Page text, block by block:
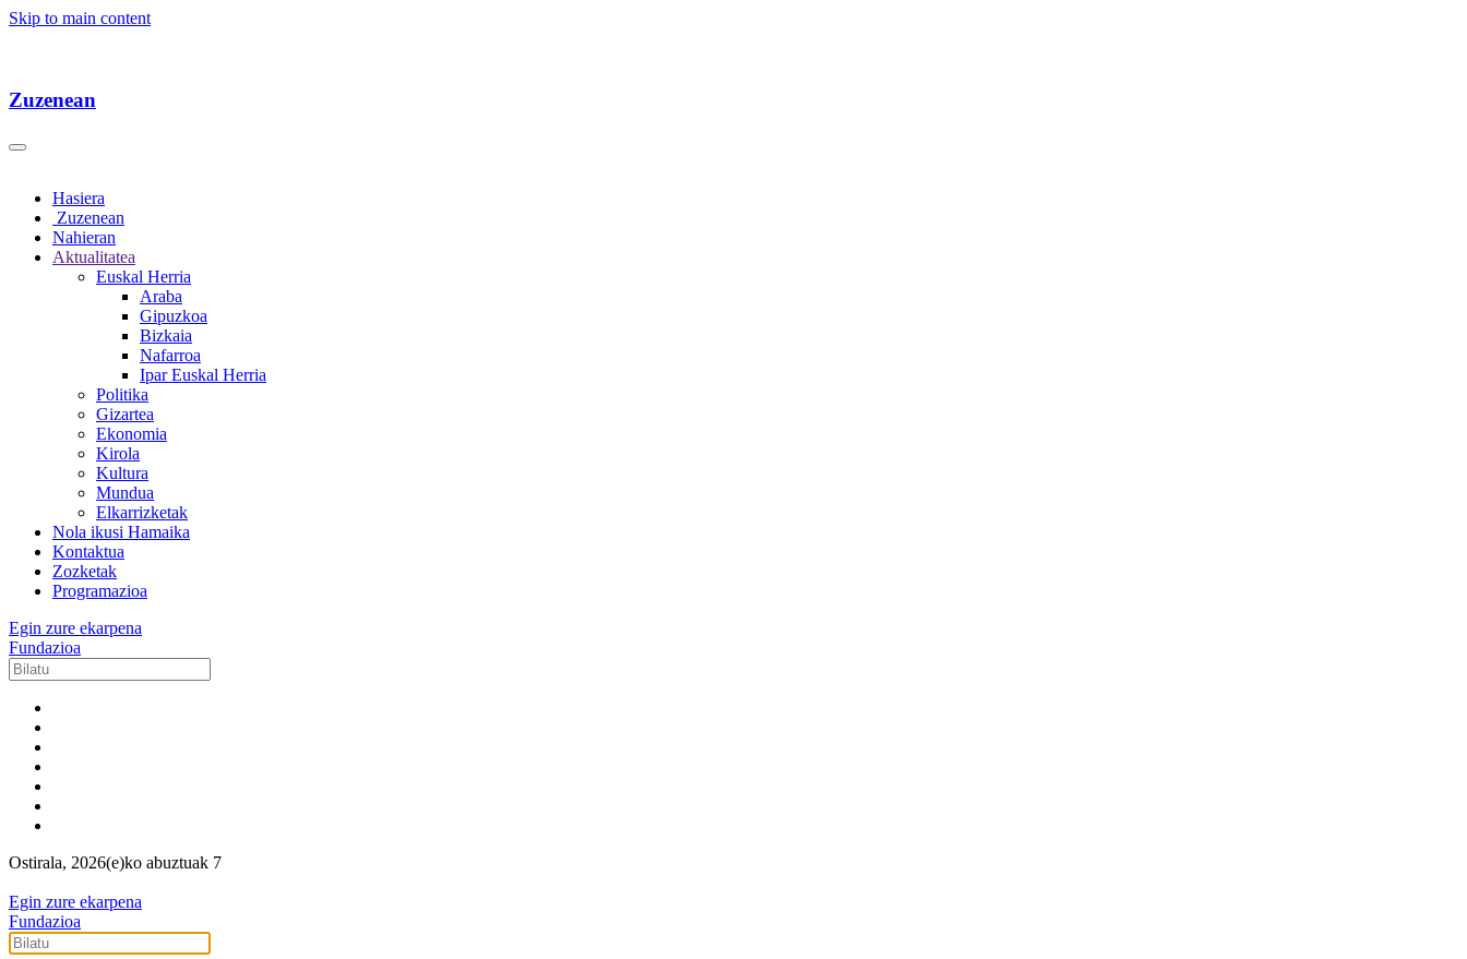
Skip to main content
Zuzenean
Hasiera
Zuzenean
Nahieran
Aktualitatea
Euskal Herria
Araba
Gipuzkoa
Bizkaia
Nafarroa
Ipar Euskal Herria
Politika
Gizartea
Ekonomia
Kirola
Kultura
Mundua
Elkarrizketak
Nola ikusi Hamaika
Kontaktua
Zozketak
Programazioa
Egin zure ekarpena
Fundazioa
Ostirala, 2026(e)ko abuztuak 7
Egin zure ekarpena
Fundazioa